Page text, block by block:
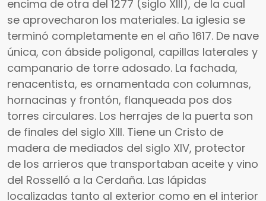
encima de otra del 1277 (siglo XIII), de la cual
se aprovecharon los materiales. La iglesia se
terminó completamente en el año 1617. De nave
única, con ábside poligonal, capillas laterales y
campanario de torre adosado. La fachada,
renacentista, es ornamentada con columnas,
hornacinas y frontón, flanqueada pos dos
torres circulares. Los herrajes de la puerta son
de finales del siglo XIII. Tiene un Cristo de
madera de mediados del siglo XIV, protector
de los arrieros que transportaban aceite y vino
del Rosselló a la Cerdaña. Las lápidas
localizadas tanto al exterior como en el interior